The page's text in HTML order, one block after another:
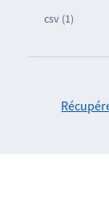
csv (1)